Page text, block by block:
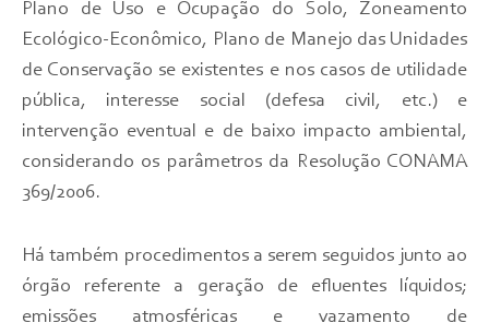
Plano de Uso e Ocupação do Solo, Zoneamento
Ecológico-Econômico, Plano de Manejo das Unidades
de Conservação se existentes e nos casos de utilidade
pública, interesse social (defesa civil, etc.) e
intervenção eventual e de baixo impacto ambiental,
considerando os parâmetros da Resolução CONAMA
369/2006.
Há também procedimentos a serem seguidos junto ao
órgão referente a geração de efluentes líquidos;
emissões atmosféricas e vazamento de